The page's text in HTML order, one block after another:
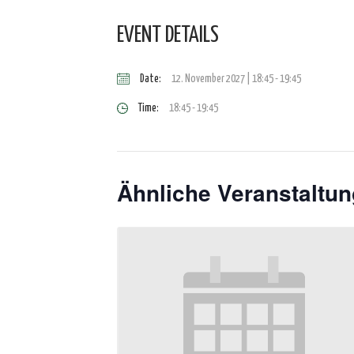
EVENT DETAILS
Date: 12. November 2027 | 18:45-19:45
Time: 18:45 - 19:45
Ähnliche